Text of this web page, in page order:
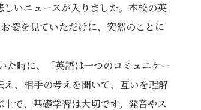
いニュースが入りました。本校の英
姿を見ていただけに、突然のことに
た時に、「英語は一つのコミュニケー
、相手の考えを聞いて、互いを理解
で、基礎学習は大切です。発音やス